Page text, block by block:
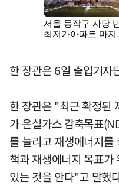
한 장관은 6일 출입기자
한 장관은 "최근 확정된
가 온실가스 감축목표
를 늘리고 재생에너지를
책과 재생에너지 목표가
있는 것을 안다"고 말했